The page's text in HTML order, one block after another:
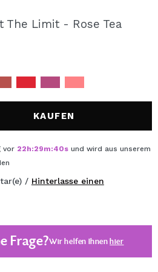
Kontos bei Maquillalia.de
schnell tätigen, den Status Ihrer
ERSTELLEN
Limit - Rose Tea
KAUFEN
vor 22h:29m:40s und wird aus unserem
/ Hinterlasse einen
Frage?Wir helfen Ihnenhier